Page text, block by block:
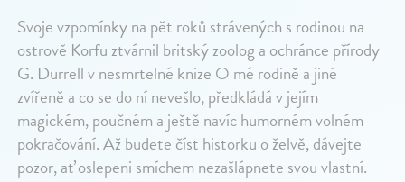
Svoje vzpomínky na pět roků strávených s rodinou na
ostrově Korfu ztvárnil britský zoolog a ochránce přírody
G. Durrell v nesmrtelné knize O mé rodině a jiné
zvířeně a co se do ní nevešlo, předkládá v jejím
magickém, poučném a ještě navíc humorném volném
pokračování. Až budete číst historku o želvě, dávejte
pozor, ať oslepeni smíchem nezašlápnete svou vlastní.